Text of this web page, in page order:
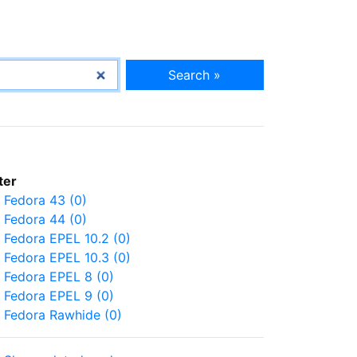
Search »
Fedora 43 (0)
Fedora 44 (0)
Fedora EPEL 10.2 (0)
Fedora EPEL 10.3 (0)
Fedora EPEL 8 (0)
Fedora EPEL 9 (0)
Fedora Rawhide (0)